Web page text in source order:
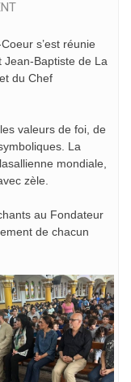
s’est réunie
Baptiste de La
du Chef
valeurs de foi, de
La
mondiale,
zèle.
au Fondateur
de chacun